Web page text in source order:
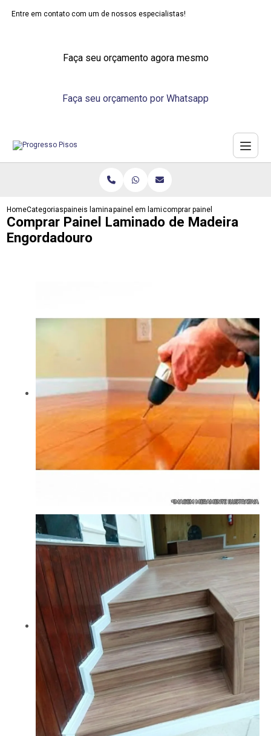
Entre em contato com um de nossos especialistas!
Faça seu orçamento agora mesmo
Faça seu orçamento por Whatsapp
HomeCategoriaspaineis laminadospainel em laminadocomprar painel laminado de
Comprar Painel Laminado de Madeira
Engordadouro